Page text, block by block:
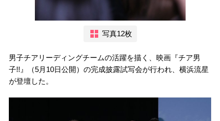
写真12枚
男子チアリーディングチームの活躍を描く、映画『チア男
子!!』（5月10日公開）の完成披露試写会が行われ、横浜流星
が登壇した。